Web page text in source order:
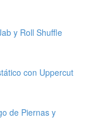
y Roll Shuffle
con Uppercut
de Piernas y